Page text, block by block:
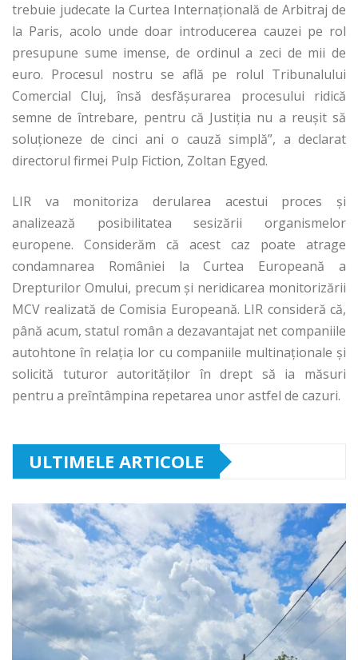
trebuie judecate la Curtea Internaţională de Arbitraj de
la Paris, acolo unde doar introducerea cauzei pe rol
presupune sume imense, de ordinul a zeci de mii de
euro. Procesul nostru se află pe rolul Tribunalului
Comercial Cluj, însă desfăşurarea procesului ridică
semne de întrebare, pentru că Justiţia nu a reuşit să
soluţioneze de cinci ani o cauză simplă”, a declarat
directorul firmei Pulp Fiction, Zoltan Egyed.
LIR va monitoriza derularea acestui proces și
analizează posibilitatea sesizării organismelor
europene. Considerăm că acest caz poate atrage
condamnarea României la Curtea Europeană a
Drepturilor Omului, precum și neridicarea monitorizării
MCV realizată de Comisia Europeană. LIR consideră că,
până acum, statul român a dezavantajat net companiile
autohtone în relația lor cu companiile multinaționale și
solicită tuturor autorităților în drept să ia măsuri
pentru a preîntâmpina repetarea unor astfel de cazuri.
ULTIMELE ARTICOLE